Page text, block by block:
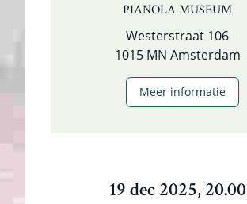
PIANOLA MUSEUM
Westerstraat 106
1015 MN Amsterdam
Meer informatie
19 dec 2025, 20.00